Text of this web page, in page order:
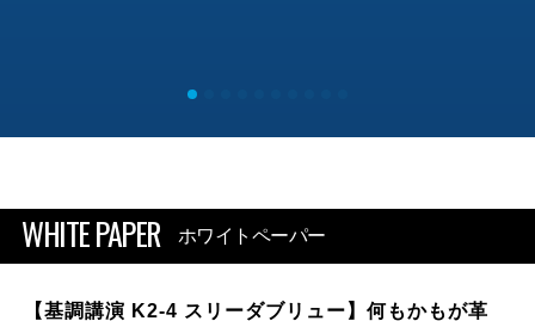
WHITE PAPER ホワイトペーパー
【基調講演 K2-4 スリーダブリュー】何もかもが革